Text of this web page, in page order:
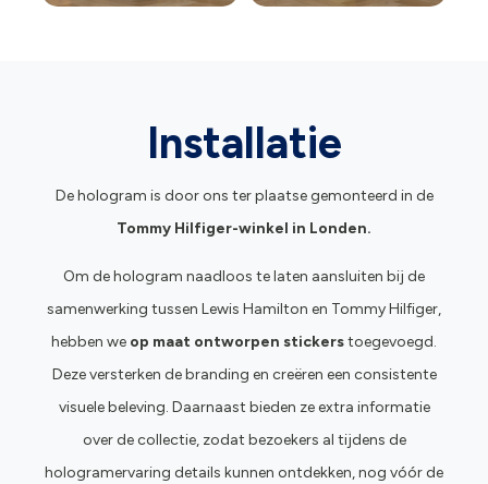
Installatie
De hologram is door ons ter plaatse gemonteerd in de
Tommy Hilfiger-winkel in Londen.
Om de hologram naadloos te laten aansluiten bij de
samenwerking tussen Lewis Hamilton en Tommy Hilfiger,
hebben we op maat ontworpen stickerstoegevoegd.
Deze versterken de branding en creëren een consistente
visuele beleving. Daarnaast bieden ze extra informatie
over de collectie, zodat bezoekers al tijdens de
hologramervaring details kunnen ontdekken, nog vóór de